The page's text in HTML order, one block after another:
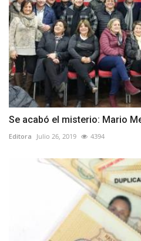
Se acabó el misterio: Mario
Editora Julio 26, 2019 4394